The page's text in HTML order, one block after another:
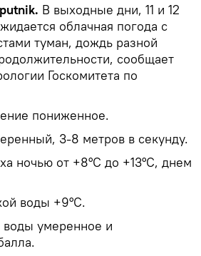
В выходные дни, 11 и 12
облачная погода с
туман, дождь разной
сообщает
Госкомитета по
пониженное.
3-8 метров в секунду.
ночью от +8°С до +13°С, днем
воды +9°С.
умеренное и